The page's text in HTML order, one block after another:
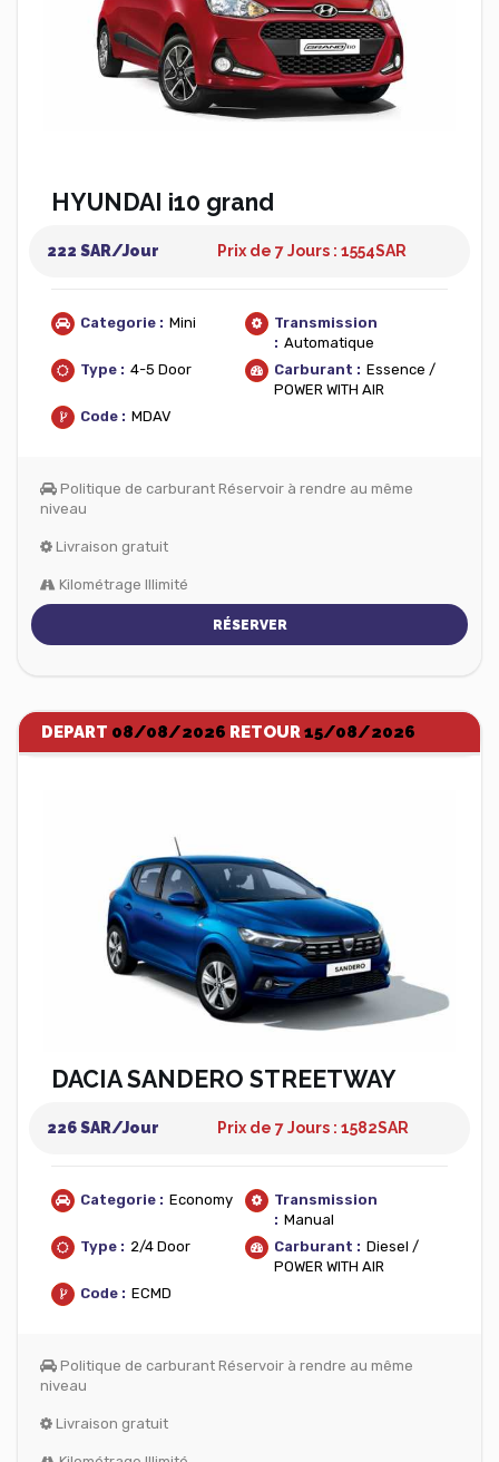
HYUNDAI i10 grand
222 SAR/Jour Prix de 7 Jours : 1554SAR
Categorie : Mini
Transmission
: Automatique
Type : 4-5 Door Carburant : Essence /
POWER WITH AIR
Code : MDAV
Politique de carburant Réservoir à rendre au même
niveau
Livraison gratuit
Kilométrage Illimité
RÉSERVER
DEPART 08/08/2026 RETOUR15/08/2026
DACIA SANDERO STREETWAY
226 SAR/Jour Prix de 7 Jours : 1582SAR
Categorie : Economy
Transmission
: Manual
Type : 2/4 Door Carburant : Diesel /
POWER WITH AIR
Code : ECMD
Politique de carburant Réservoir à rendre au même
niveau
Livraison gratuit